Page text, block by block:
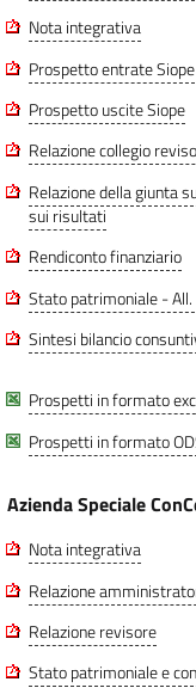
Nota integrativa
Prospetto entrate Siope
Prospetto uscite Siope
Relazione collegio
Relazione della giunta
sui risultati
Rendiconto finanziario
Stato patrimoniale - All.
Sintesi bilancio
Prospetti in formato
Prospetti in formato
Azienda Speciale
Nota integrativa
Relazione
Relazione revisore
Stato patrimoniale e